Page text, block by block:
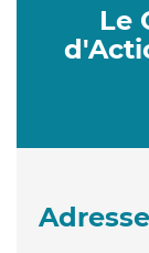
Le
Adresse